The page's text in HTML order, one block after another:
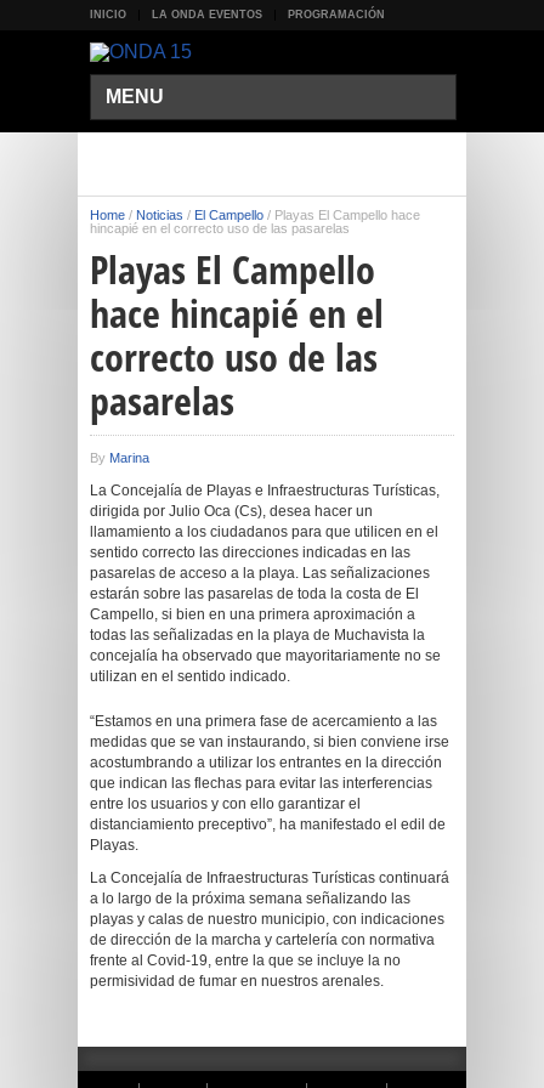
INICIO LA ONDA EVENTOS PROGRAMACIÓN
MENU
Home / Noticias / El Campello / Playas El Campello hace
hincapié en el correcto uso de las pasarelas
Playas El Campello
hace hincapié en el
correcto uso de las
pasarelas
By Marina
La Concejalía de Playas e Infraestructuras Turísticas,
dirigida por Julio Oca (Cs), desea hacer un
llamamiento a los ciudadanos para que utilicen en el
sentido correcto las direcciones indicadas en las
pasarelas de acceso a la playa. Las señalizaciones
estarán sobre las pasarelas de toda la costa de El
Campello, si bien en una primera aproximación a
todas las señalizadas en la playa de Muchavista la
concejalía ha observado que mayoritariamente no se
utilizan en el sentido indicado.
“Estamos en una primera fase de acercamiento a las
medidas que se van instaurando, si bien conviene irse
acostumbrando a utilizar los entrantes en la dirección
que indican las flechas para evitar las interferencias
entre los usuarios y con ello garantizar el
distanciamiento preceptivo”, ha manifestado el edil de
Playas.
La Concejalía de Infraestructuras Turísticas continuará
a lo largo de la próxima semana señalizando las
playas y calas de nuestro municipio, con indicaciones
de dirección de la marcha y cartelería con normativa
frente al Covid-19, entre la que se incluye la no
permisividad de fumar en nuestros arenales.